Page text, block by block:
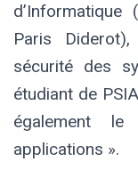
Paris
sécurité des
étudiant de
également
applications ».